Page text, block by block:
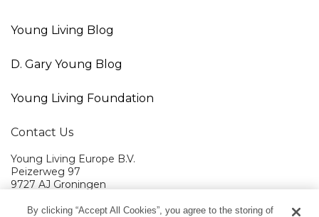
Young Living Blog
D. Gary Young Blog
Young Living Foundation
Contact Us
Young Living Europe B.V.
Peizerweg 97
9727 AJ Groningen
By clicking “Accept All Cookies”, you agree to the storing of